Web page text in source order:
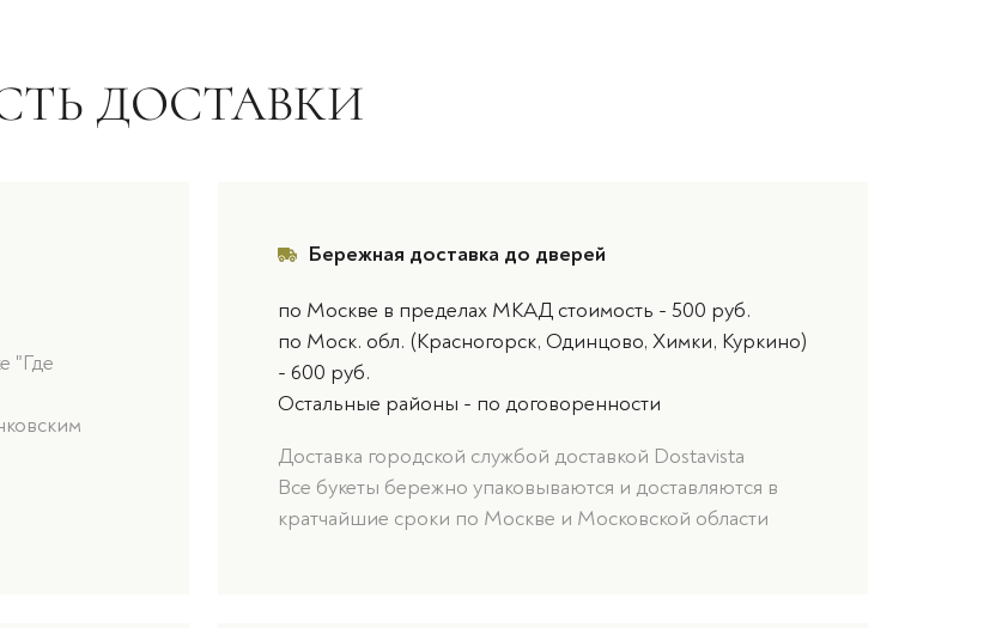
ДОСТАВКИ
"Где
Бережная доставка до дверей
по Москве в пределах МКАД стоимость - 500 руб.
по Моск. обл. (Красногорск, Одинцово, Химки, Куркино)
- 600 руб.
Остальные районы - по договоренности
Доставка городской службой доставкой Dostavista
Все букеты бережно упаковываются и доставляются в
кратчайшие сроки по Москве и Московской области